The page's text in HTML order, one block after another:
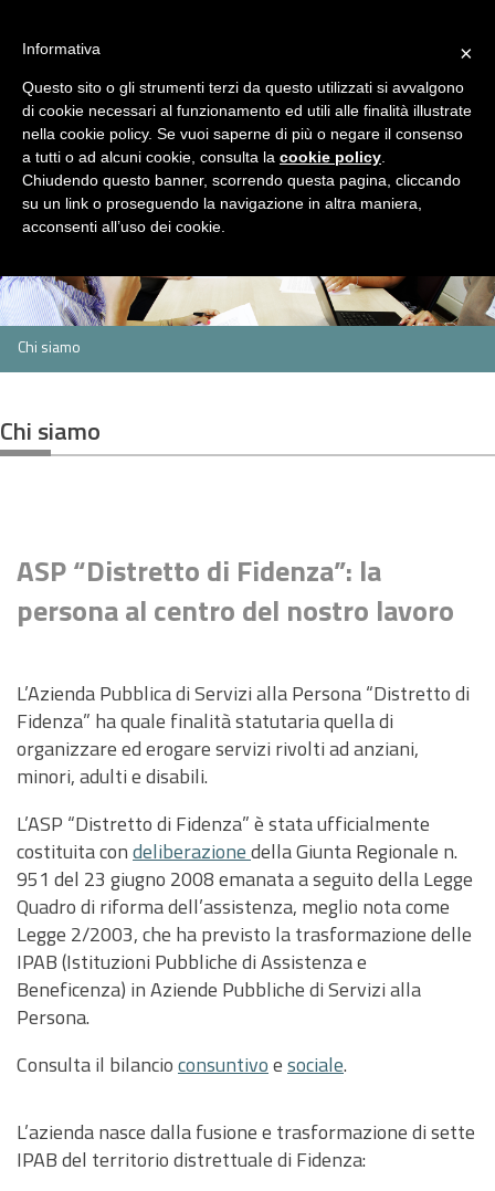
MENU
Servizi Rassegna Stampa Contatti
Chi siamo
Chi siamo
ASP “Distretto di Fidenza”: la
persona al centro del nostro lavoro
L’Azienda Pubblica di Servizi alla Persona “Distretto di
Fidenza” ha quale finalità statutaria quella di
organizzare ed erogare servizi rivolti ad anziani,
minori, adulti e disabili.
L’ASP “Distretto di Fidenza” è stata ufficialmente
costituita condeliberazionedella Giunta Regionale n.
951 del 23 giugno 2008 emanata a seguito della Legge
Quadro di riforma dell’assistenza, meglio nota come
Legge 2/2003, che ha previsto la trasformazione delle
IPAB (Istituzioni Pubbliche di Assistenza e
Beneficenza) in Aziende Pubbliche di Servizi alla
Persona.
Consulta il bilancioconsuntivoesociale.
L’azienda nasce dalla fusione e trasformazione di sette
IPAB del territorio distrettuale di Fidenza:
CHI
SIAMO
SERVIZI
Servizio
Sociale
Centro
per
famiglie
Strutture
per
Sportello
assistenti
CONCORSI
GARE
Concorsi
gare
Concorsi
gare
AMMINISTRAZIONE
TRASPARENTE
PNRR
Cos'è
Progetti
Allegati
CONTATTI
×
Informativa
Questo sito o gli strumenti terzi da questo utilizzati si avvalgono
di cookie necessari al funzionamento ed utili alle finalità illustrate
nella cookie policy. Se vuoi saperne di più o negare il consenso
a tutti o ad alcuni cookie, consulta la cookie policy
Chiudendo questo banner, scorrendo questa pagina, cliccando
su un link o proseguendo la navigazione in altra maniera,
acconsenti all’uso dei cookie.